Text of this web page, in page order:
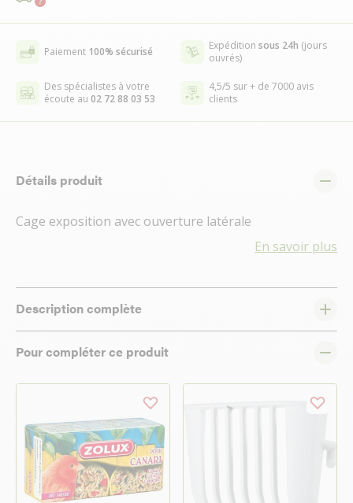
Paiement 100% sécurisé Expédition sous 24h (jours
ouvrés)
Des spécialistes à votre
écoute au 02 72 88 03 53
4,5/5 sur + de 7000 avis
clients
Détails produit
Cage exposition avec ouverture latérale
En savoir plus
Description complète
Pour compléter ce produit